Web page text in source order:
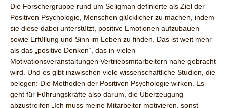
Die Forschergruppe rund um Seligman definierte als Ziel der
Positiven Psychologie, Menschen glücklicher zu machen, indem
sie diese dabei unterstützt, positive Emotionen aufzubauen
sowie Erfüllung und Sinn im Leben zu finden. Das ist weit mehr
als das „positive Denken“, das in vielen
Motivationsveranstaltungen Vertriebsmitarbeitern nahe gebracht
wird. Und es gibt inzwischen viele wissenschaftliche Studien, die
belegen: Die Methoden der Positiven Psychologie wirken. Es
geht für Führungskräfte also darum, die Überzeugung
abzustreifen „Ich muss meine Mitarbeiter motivieren, sonst